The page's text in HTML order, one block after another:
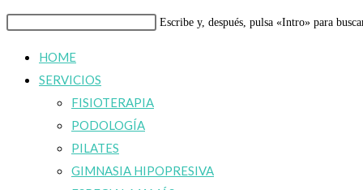
Buscar
Escribe y, después, pulsa «Intro» para
HOME
SERVICIOS
FISIOTERAPIA
PODOLOGÍA
PILATES
GIMNASIA HIPOPRESIVA